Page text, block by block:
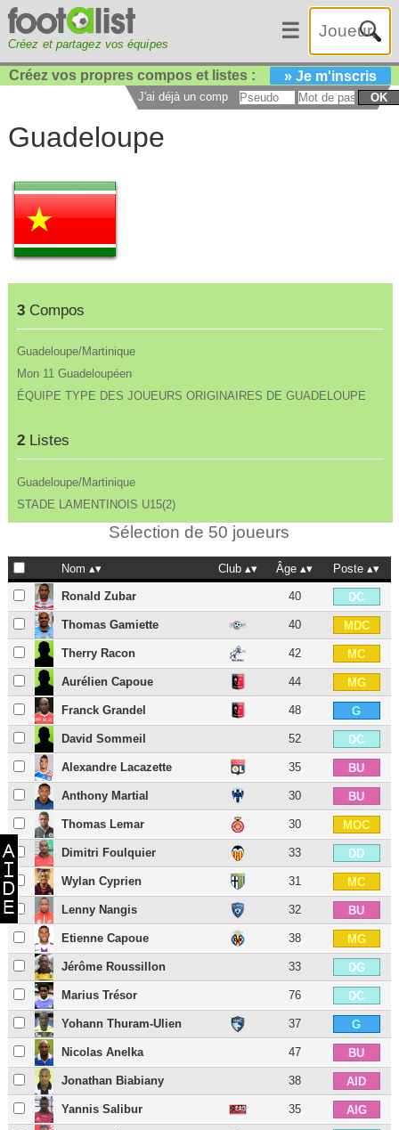
Créez et partagez vos équipes
☰
Créez vos propres compos et listes : » Je m'inscris
J'ai déjà un compte : OK
Guadeloupe
3Compos
Guadeloupe/Martinique
Mon 11 Guadeloupéen
ÉQUIPE TYPE DES JOUEURS ORIGINAIRES DE GUADELOUPE
2Listes
Guadeloupe/Martinique
STADE LAMENTINOIS U15(2)
Sélection de 50 joueurs
Nom Club Âge Poste
Ronald Zubar 40 DC
Thomas Gamiette 40 MDC
Therry Racon 42 MC
Aurélien Capoue 44 MG
Franck Grandel 48 G
David Sommeil 52 DC
Alexandre Lacazette 35 BU
Anthony Martial 30 BU
Thomas Lemar 30 MOC
Dimitri Foulquier 33 DD
Wylan Cyprien 31 MC
Lenny Nangis 32 BU
Etienne Capoue 38 MG
Jérôme Roussillon 33 DG
Marius Trésor 76 DC
Yohann Thuram-Ulien 37 G
Nicolas Anelka 47 BU
Jonathan Biabiany 38 AID
Yannis Salibur 35 AIG